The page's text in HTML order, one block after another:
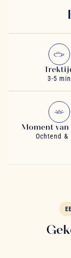
3-5 min
Moment van
Ochtend &